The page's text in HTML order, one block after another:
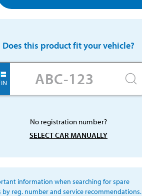
Does this product fit your vehicle?
No registration number?
SELECT CAR MANUALLY
information when searching for spare
by reg. number and service recommendations.